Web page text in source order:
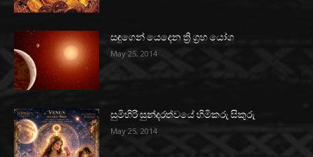
සඳුගෙන් යෙදෙන ත්‍රි ග්‍රහ යෝග
May 25, 2014
සුමිහිරි සුන්දරත්වයේ හිමිකරු සිකුරු
May 25, 2014